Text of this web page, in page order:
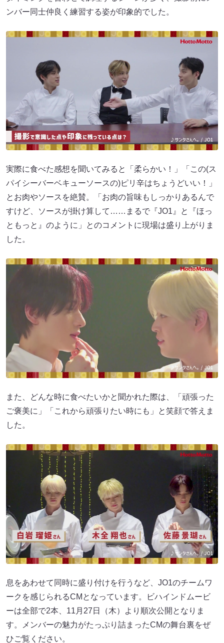
ンバー同士仲良く練習する姿が印象的でした。
実際に食べた感想を聞いてみると「柔らかい！」「この(ス
パイシーバーベキューソースの)ピリ辛はちょうどいい！」
とお肉やソースを絶賛。「お肉の旨味もしっかりあるんで
すけど、ソースが掛け算して……まるで『JO1』と『ほっ
ともっと』のように」とのコメントに現場は盛り上がりま
した。
また、どんな時に食べたいかと聞かれた際は、「頑張った
ご褒美に」「これから頑張りたい時にも」と笑顔で答えま
した。
息をあわせて同時に盛り付けを行うなど、JO1のチームワ
ークを感じられるCMとなっています。ビハインドムービ
ーは全部で2本、11月27日（木）より順次公開となりま
す。メンバーの魅力がたっぷり詰まったCMの舞台裏をぜ
ひご覧ください。